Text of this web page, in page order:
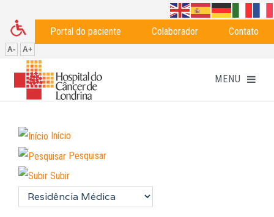
Portal do paciente Colaborador Contato
A- A+
Início
Pesquisar
Subir